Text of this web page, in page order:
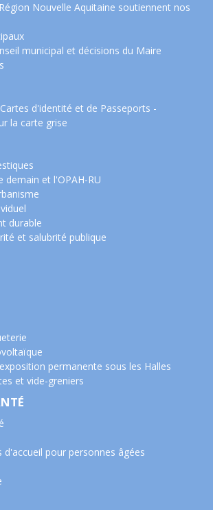
Nouvelle Aquitaine soutiennent nos
municipal et décisions du Maire
d'identité et de Passeports -
la carte grise
demain et l'OPAH-RU
durable
et salubrité publique
permanente sous les Halles
et vide-greniers
d'accueil pour personnes âgées